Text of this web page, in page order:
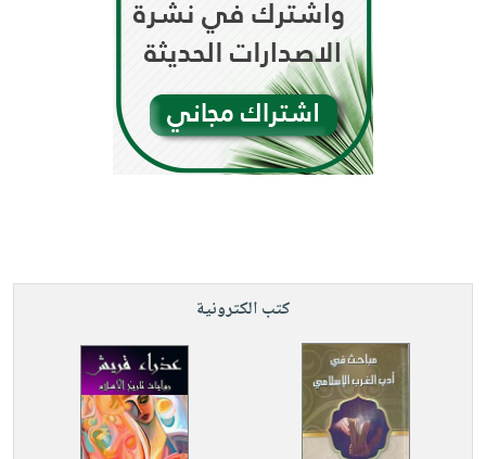
كتب الكترونية